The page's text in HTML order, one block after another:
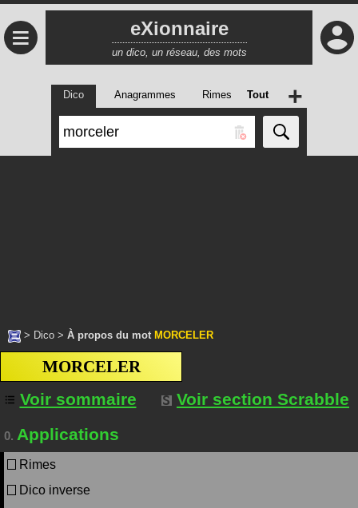
≡ eXionnaire
un dico, un réseau, des mots
Dico Anagrammes Rimes Tout +
> Dico > À propos du mot MORCELER
MORCELER
Voir sommaire
Voir section Scrabble
0. Applications
Rimes
Dico inverse